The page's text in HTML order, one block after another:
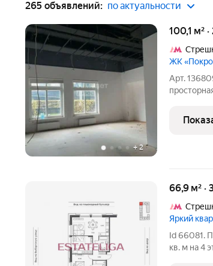
265 объявлений: по актуальности
+2
100,1 м²
ЖК
Арт.
Почему
66,9 м²
Яркий
Id 66081.
кв. м на 4